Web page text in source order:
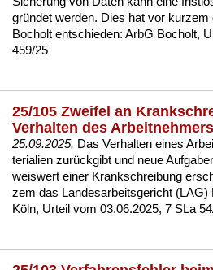
gründet wer­den. Dies hat vor
Bo­cholt ent­schie­den: ArbG Bo­cholt,
459/25
25/105 Zweifel an
Verhalten des Arbeitnehmers
25.09.2025. Das Ver­hal­ten ei­nes
te­ria­li­en zurück­gibt und neue
weis­wert ei­ner Krank­schrei­bung
zem das Lan­des­ar­beits­ge­richt (LAG)
Köln, Ur­teil vom 03.06.2025, 7 SLa